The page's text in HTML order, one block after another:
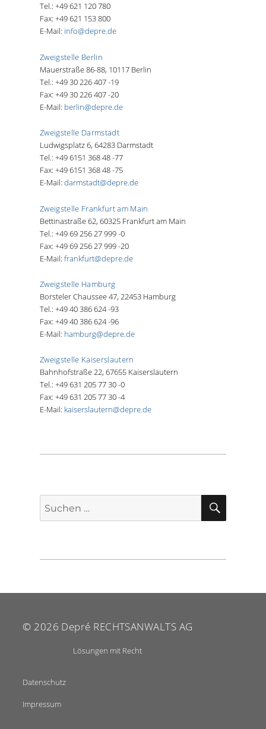
Tel.: +49 621 120 780
Fax: +49 621 153 800
E-Mail: info@depre.de
Zweigstelle Berlin
Mauerstraße 86-88, 10117 Berlin
Tel.: +49 30 226 407 -19
Fax: +49 30 226 407 -20
E-Mail: berlin@depre.de
Zweigstelle Darmstadt
Ludwigsplatz 6, 64283 Darmstadt
Tel.: +49 6151 368 48 -77
Fax: +49 6151 368 48 -75
E-Mail: darmstadt@depre.de
Zweigstelle Frankfurt am Main
Bettinastraße 62, 60325 Frankfurt am Main
Tel.: +49 69 256 27 999 -0
Fax: +49 69 256 27 999 -20
E-Mail: frankfurt@depre.de
Zweigstelle Hamburg
Borsteler Chaussee 47, 22453 Hamburg
Tel.: +49 40 386 624 -93
Fax: +49 40 386 624 -96
E-Mail: hamburg@depre.de
Zweigstelle Kaiserslautern
Bahnhofstraße 22, 67655 Kaiserslautern
Tel.: +49 631 205 77 30 -0
Fax: +49 631 205 77 30 -4
E-Mail: kaiserslautern@depre.de
Suche
nach:
SUCHEN
© 2026 Depré RECHTSANWALTS AG
Lösungen mit Recht
Datenschutz
Impressum